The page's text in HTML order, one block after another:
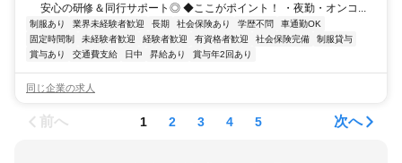
安心の研修＆同行サポート◎ ◆ここがポイント！ ・夜勤・オンコ...
制服あり 業界未経験者歓迎 長期 社会保険あり 学歴不問
車通勤OK
固定時間制
未経験者歓迎 経験者歓迎 有資格者歓迎 社会保険完備
制服貸与
賞与あり
交通費支給 日中 昇給あり 賞与年2回あり
同じ企業の求人
前へ 1 2 3 4 5 次へ